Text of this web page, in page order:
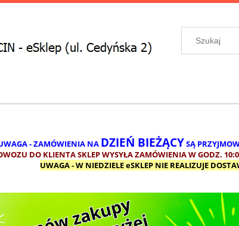
- ZAMÓWIENIA NA DZIEŃ BIEŻĄCYSĄ
DO KLIENTA SKLEP WYSYŁA ZAMÓWIENIA W GODZ.
UWAGA - W NIEDZIELE eSKLEP NIE REALIZUJE